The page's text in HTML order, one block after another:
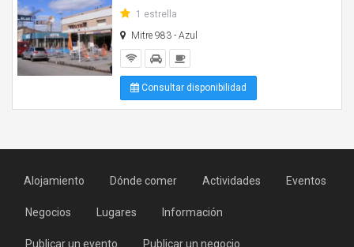
1 estrella
Mitre 983 - Azul
Consultar disponibilidad
Alojamiento Dónde comer Actividades Eventos
Negocios Lugares Información
Publicar un evento Publicar un negocio